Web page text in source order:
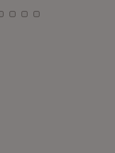
0
Zu Kachel: 3
Zu Kachel: 6
Zu Kachel: 9
Zu Kachel: 12